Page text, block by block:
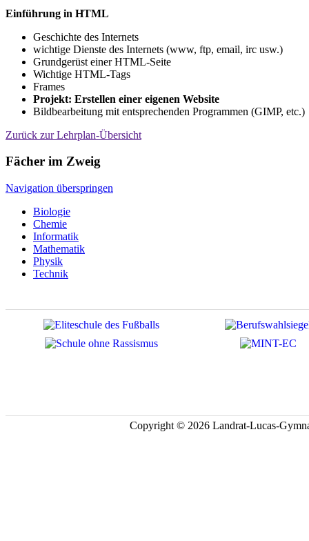
Einführung in HTML
Geschichte des Internets
wichtige Dienste des Internets (www, ftp, email, irc usw.)
Grundgerüst einer HTML-Seite
Wichtige HTML-Tags
Frames
Projekt: Erstellen einer eigenen Website
Bildbearbeitung mit entsprechenden Programmen (GIMP, etc.)
Zurück zur Lehrplan-Übersicht
Fächer im Zweig
Navigation überspringen
Biologie
Chemie
Informatik
Mathematik
Physik
Technik
Copyright © 2026 Landrat-Lucas-